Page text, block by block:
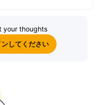
your thoughts
してください